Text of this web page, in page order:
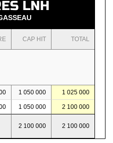
LNH
CAP HIT TOTAL
1 050 000 1 025 000
1 050 000 2 100 000
2 100 000 2 100 000